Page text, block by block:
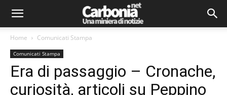
Home Comunicati Stampa
Comunicati Stampa
Era di passaggio – Cronache,
curiosità, articoli su Peppino